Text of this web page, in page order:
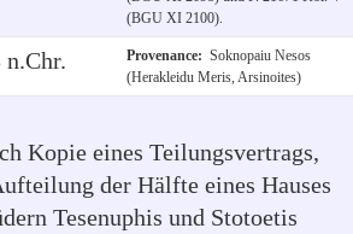
(BGU XI 2100).
Provenance: Soknopaiu Nesos
(Herakleidu Meris, Arsinoites)
Kopie eines Teilungsvertrags,
der Hälfte eines Hauses
Tesenuphis und Stotoetis